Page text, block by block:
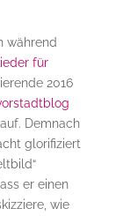
während
für
2016
Demnach
glorifiziert
er einen
wie